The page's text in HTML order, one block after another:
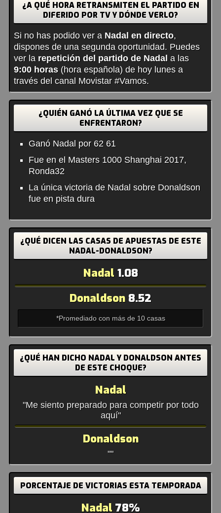
¿A QUÉ HORA RETRANSMITEN EL PARTIDO EN
DIFERIDO POR TV Y DÓNDE VERLO?
Si no has podido ver a Nadal en directo,
dispones de una segunda oportunidad. Puedes
ver la repetición del partido de Nadala las
9:00 horas(hora española) de hoy lunes a
través del canal Movistar #Vamos.
¿QUIÉN GANÓ LA ÚLTIMA VEZ QUE SE
ENFRENTARON?
Ganó Nadal por 62 61
Fue en el Masters 1000 Shanghai 2017,
Ronda32
La única victoria de Nadal sobre Donaldson
fue en pista dura
¿QUÉ DICEN LAS CASAS DE APUESTAS DE ESTE
NADAL-DONALDSON?
Nadal 1.08
Donaldson 8.52
*Promediado con más de 10 casas
¿QUÉ HAN DICHO NADAL Y DONALDSON ANTES
DE ESTE CHOQUE?
Nadal
"Me siento preparado para competir por todo
aquí"
Donaldson
""
PORCENTAJE DE VICTORIAS ESTA TEMPORADA
Nadal 78%